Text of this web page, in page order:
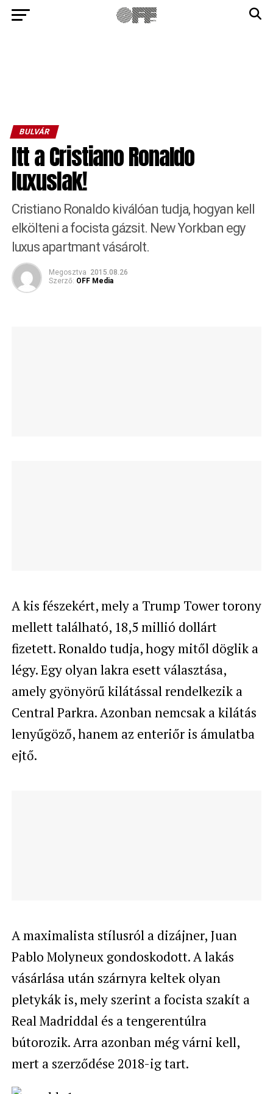
BULVÁR
Itt a Cristiano Ronaldo
luxuslak!
Cristiano Ronaldo kiválóan tudja, hogyan kell
elkölteni a focista gázsit. New Yorkban egy
luxus apartmant vásárolt.
Megosztva 2015.08.26
Szerző: OFF Media
A kis fészekért, mely a Trump Tower torony
mellett található, 18,5 millió dollárt
fizetett. Ronaldo tudja, hogy mitől döglik a
légy. Egy olyan lakra esett választása,
amely gyönyörű kilátással rendelkezik a
Central Parkra. Azonban nemcsak a kilátás
lenyűgöző, hanem az enteriőr is ámulatba
ejtő.
A maximalista stílusról a dizájner, Juan
Pablo Molyneux gondoskodott. A lakás
vásárlása után szárnyra keltek olyan
pletykák is, mely szerint a focista szakít a
Real Madriddal és a tengerentúlra
bútorozik. Arra azonban még várni kell,
mert a szerződése 2018-ig tart.